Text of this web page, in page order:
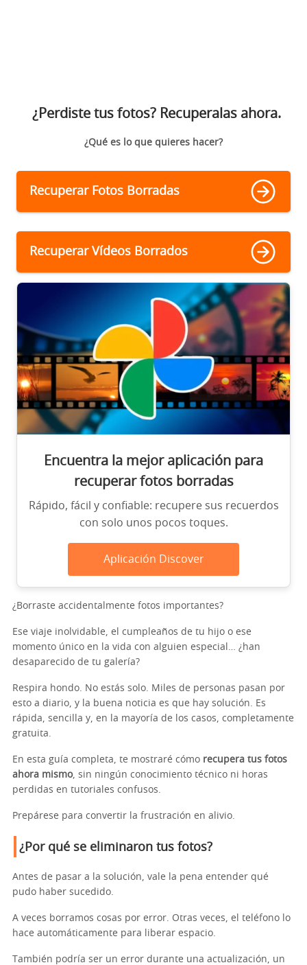
¿Perdiste tus fotos? Recuperalas ahora.
¿Qué es lo que quieres hacer?
Recuperar Fotos Borradas
Recuperar Vídeos Borrados
Encuentra la mejor aplicación para
recuperar fotos borradas
Rápido, fácil y confiable: recupere sus recuerdos
con solo unos pocos toques.
Aplicación Discover
¿Borraste accidentalmente fotos importantes?
Ese viaje inolvidable, el cumpleaños de tu hijo o ese
momento único en la vida con alguien especial… ¿han
desaparecido de tu galería?
Respira hondo. No estás solo. Miles de personas pasan por
esto a diario, y la buena noticia es que hay solución. Es
rápida, sencilla y, en la mayoría de los casos, completamente
gratuita.
En esta guía completa, te mostraré cómo recupera tus fotos
ahora mismo, sin ningún conocimiento técnico ni horas
perdidas en tutoriales confusos.
Prepárese para convertir la frustración en alivio.
¿Por qué se eliminaron tus fotos?
Antes de pasar a la solución, vale la pena entender qué
pudo haber sucedido.
A veces borramos cosas por error. Otras veces, el teléfono lo
hace automáticamente para liberar espacio.
También podría ser un error durante una actualización, un